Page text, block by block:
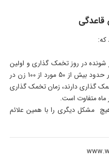
شونده در روز تخمک گذاری و اولین
روز های قاعدگی متغیر باشد. در حدود بیش از 50 مورد از 100 زن در
تخمک گذاری دارند، زمان تخمک گذاری
ماه متفاوت است.
مشکل دیگری را با همین علائم